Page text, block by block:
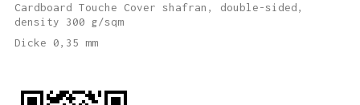
Cardboard Touche Cover shafran, double-sided,
density 300 g/sqm
Dicke 0,35 mm